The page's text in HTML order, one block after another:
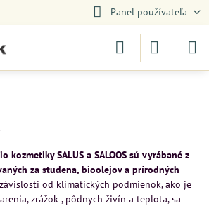
Panel používateľa
SALUS a SALOOS sú vyrábané z
za studena, bioolejov a prírodných
od klimatických podmienok, ako je
zrážok , pôdnych živín a teplota, sa